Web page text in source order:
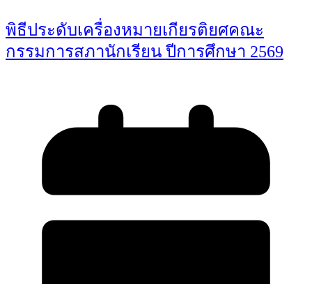
พิธีประดับเครื่องหมายเกียรติยศคณะ
กรรมการสภานักเรียน ปีการศึกษา 2569